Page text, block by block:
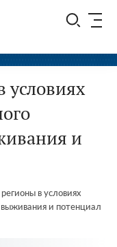
условиях
и
в условиях
и потенциал